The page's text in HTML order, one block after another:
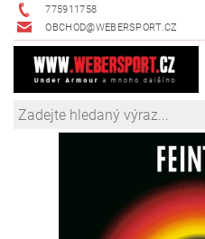
775911758
OBCHOD@WEBERSPORT.CZ